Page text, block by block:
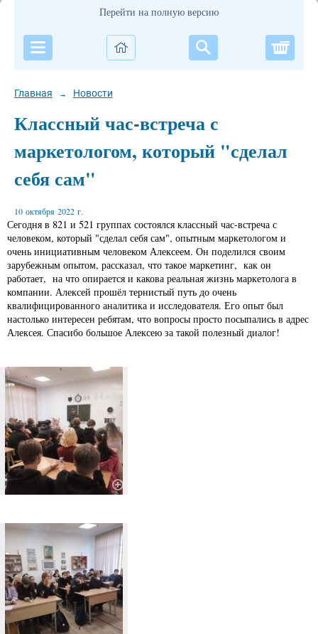
Перейти на полную версию
Главная → Новости
Классный час-встреча с
маркетологом, который "сделал
себя сам"
10 октября 2022 г.
Сегодня в 821 и 521 группах состоялся классный час-встреча с
человеком, который "сделал себя сам", опытным маркетологом и
очень инициативным человеком Алексеем. Он поделился своим
зарубежным опытом, рассказал, что такое маркетинг, как он
работает, на что опирается и какова реальная жизнь маркетолога в
компании. Алексей прошёл тернистый путь до очень
квалифицированного аналитика и исследователя. Его опыт был
настолько интересен ребятам, что вопросы просто посыпались в адрес
Алексея. Спасибо большое Алексею за такой полезный диалог!